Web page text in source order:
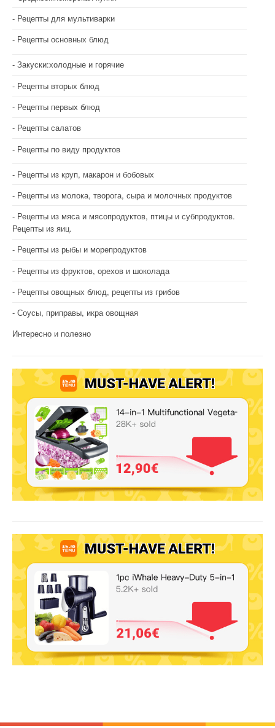
Рецепты для мультиварки
Рецепты основных блюд
Закуски:холодные и горячие
Рецепты вторых блюд
Рецепты первых блюд
Рецепты салатов
Рецепты по виду продуктов
Рецепты из круп, макарон и бобовых
Рецепты из молока, творога, сыра и молочных продуктов
Рецепты из мяса и мясопродуктов, птицы и субпродуктов.
Рецепты из яиц.
Рецепты из рыбы и морепродуктов
Рецепты из фруктов, орехов и шоколада
Рецепты овощных блюд, рецепты из грибов
Соусы, приправы, икра овощная
Интересно и полезно